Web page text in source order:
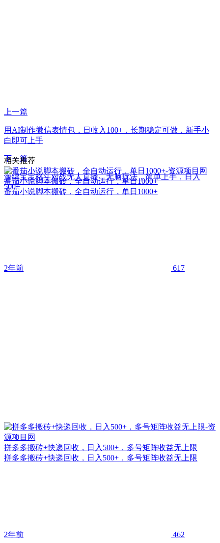
上一篇
用AI制作微信表情包，日收入100+，长期稳定可做，新手小
白即可上手
下一篇
海绵宝宝格斗对战无人直播，无脑玩法，简单上手，日入
500+
相关推荐
番茄小说脚本搬砖，全自动运行，单日1000+
番茄小说脚本搬砖，全自动运行，单日1000+
2年前 617
拼多多搬砖+快递回收，日入500+，多号矩阵收益无上限
拼多多搬砖+快递回收，日入500+，多号矩阵收益无上限
2年前 462